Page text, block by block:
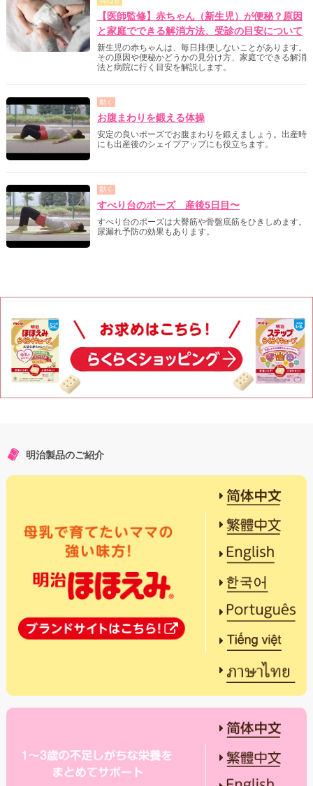
【医師監修】赤ちゃん（新生児）が便秘？原因
と家庭でできる解消方法、受診の目安について
新生児の赤ちゃんは、毎日排便しないことがあります。
その原因や便秘かどうかの見分け方、家庭でできる解消
法と病院に行く目安を解説します。
動く
お腹まわりを鍛える体操
安定の良いポーズでお腹まわりを鍛えましょう。出産時
にも出産後のシェイプアップにも役立ちます。
動く
すべり台のポーズ 産後5日目〜
すべり台のポーズは大臀筋や骨盤底筋をひきしめます。
尿漏れ予防の効果もあります。
明治製品のご紹介